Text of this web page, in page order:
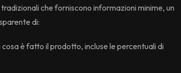
che forniscono informazioni minime, un
di:
cosa è fatto il prodotto, incluse le percentuali di